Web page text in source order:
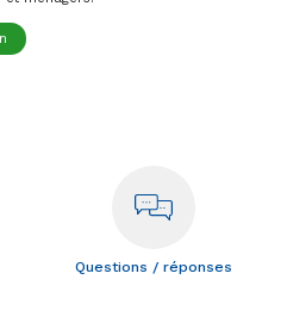
Questions / réponses